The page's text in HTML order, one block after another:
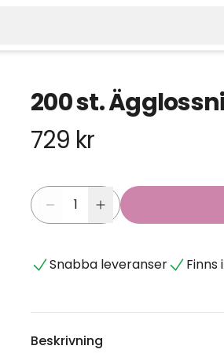
200 st.
729 kr
Snabba leveranser Finns
Beskrivning